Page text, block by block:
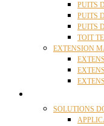
PUITS
PUITS
PUITS
TOIT
EXTENSION
SOLUTIONS